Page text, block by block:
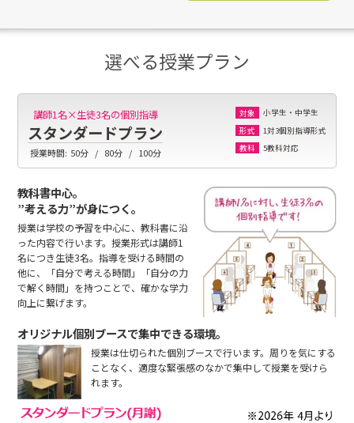
選べる授業プラン
講師1名×生徒3名の個別指導
スタンダードプラン
授業時間: 50分 80分 100分
対象
小学生・中学生
形式
1対3個別指導形式
教科
5教科対応
教科書中心。
”考える力”が身につく。
授業は学校の予習を中心に、教科書に沿
った内容で行います。授業形式は講師1
名につき生徒3名。指導を受ける時間の
他に、「自分で考える時間」「自分の力
で解く時間」を持つことで、確かな学力
向上に繋げます。
オリジナル個別ブースで集中できる環境。
授業は仕切られた個別ブースで行います。周りを気にする
ことなく、適度な緊張感のなかで集中して授業を受けら
れます。